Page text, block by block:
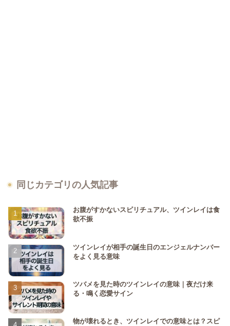
同じカテゴリの人気記事
お腹がすかないスピリチュアル、ツインレイは食
欲不振
ツインレイが相手の誕生日のエンジェルナンバー
をよく見る意味
ツバメを見た時のツインレイの意味｜夜だけ来
る・鳴く恋愛サイン
物が壊れるとき、ツインレイでの意味とは？スピ